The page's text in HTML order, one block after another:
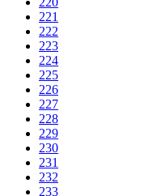
221
222
223
224
225
226
227
228
229
230
231
232
233